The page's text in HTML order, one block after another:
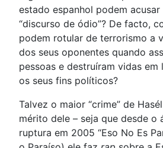
estado espanhol podem acusar
“discurso de ódio”? De facto,
podem rotular de terrorismo a
dos seus oponentes quando
pessoas e destruíram vidas em
os seus fins políticos?
Talvez o maior “crime” de
mérito dele – seja que desde o
ruptura em 2005 “Eso No Es